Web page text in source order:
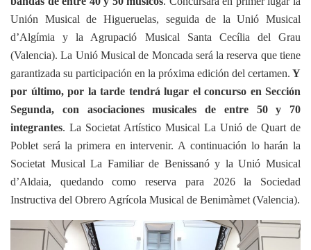
Unión Musical de Higueruelas, seguida de la Unió Musical
d’Algímia y la Agrupació Musical Santa Cecília del Grau
(Valencia). La Unió Musical de Moncada será la reserva que tiene
garantizada su participación en la próxima edición del certamen. Y
por último, por la tarde tendrá lugar el concurso en Sección
Segunda, con asociaciones musicales de entre 50 y 70
integrantes. La Societat Artístico Musical La Unió de Quart de
Poblet será la primera en intervenir. A continuación lo harán la
Societat Musical La Familiar de Benissanó y la Unió Musical
d’Aldaia, quedando como reserva para 2026 la Sociedad
Instructiva del Obrero Agrícola Musical de Benimàmet (Valencia).